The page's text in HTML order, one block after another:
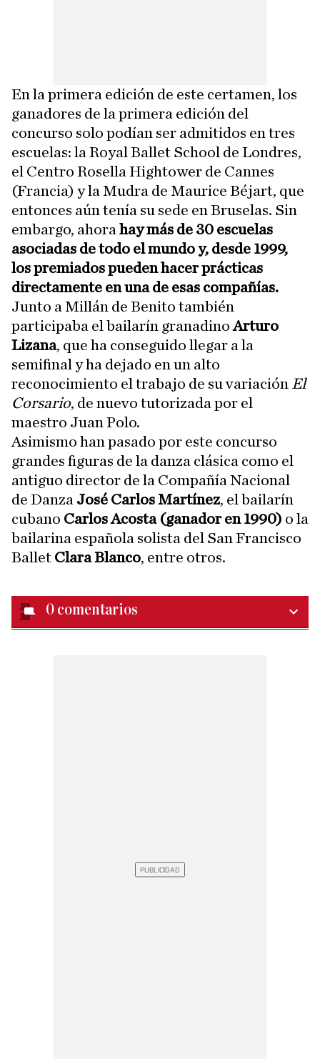
En la primera edición de este certamen, los
ganadores de la primera edición del
concurso solo podían ser admitidos en tres
escuelas: la Royal Ballet School de Londres,
el Centro Rosella Hightower de Cannes
(Francia) y la Mudra de Maurice Béjart, que
entonces aún tenía su sede en Bruselas. Sin
embargo, ahora hay más de 30 escuelas
asociadas de todo el mundo y, desde 1999,
los premiados pueden hacer prácticas
directamente en una de esas compañías.
Junto a Millán de Benito también
participaba el bailarín granadinoArturo
Lizana, que ha conseguido llegar a la
semifinal y ha dejado en un alto
reconocimiento el trabajo de su variación El
Corsario, de nuevo tutorizada por el
maestro Juan Polo.
Asimismo han pasado por este concurso
grandes figuras de la danza clásica como el
antiguo director de la Compañía Nacional
de Danza José Carlos Martínez, el bailarín
cubano Carlos Acosta (ganador en 1990) o la
bailarina española solista del San Francisco
Ballet Clara Blanco, entre otros.
0 comentarios